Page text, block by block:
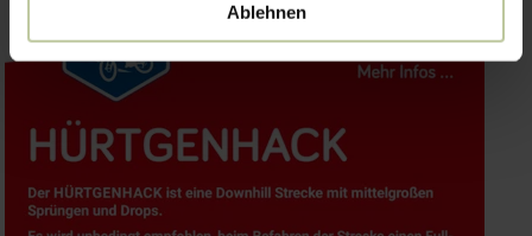
Ablehnen